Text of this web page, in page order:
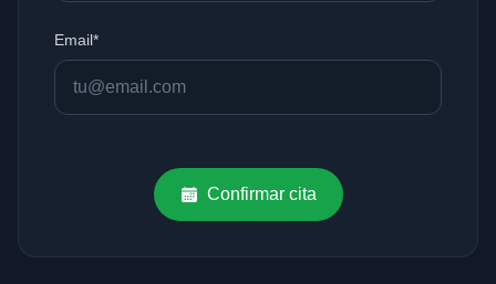
Email*
Confirmar cita